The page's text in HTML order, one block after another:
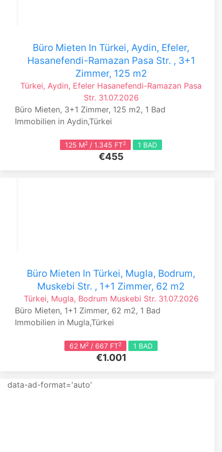
Büro Mieten In Türkei, Aydin, Efeler,
Hasanefendi-Ramazan Pasa Str. , 3+1
Zimmer, 125 m2
Türkei, Aydin, Efeler Hasanefendi-Ramazan Pasa
Str. 31.07.2026
Büro Mieten, 3+1 Zimmer, 125 m2, 1 Bad
Immobilien in Aydin,Türkei
125 M2 / 1.345 FT2 1 BAD
€455
Büro Mieten In Türkei, Mugla, Bodrum,
Muskebi Str. , 1+1 Zimmer, 62 m2
Türkei, Mugla, Bodrum Muskebi Str. 31.07.2026
Büro Mieten, 1+1 Zimmer, 62 m2, 1 Bad
Immobilien in Mugla,Türkei
62 M2 / 667 FT2 1 BAD
€1.001
data-ad-format='auto'